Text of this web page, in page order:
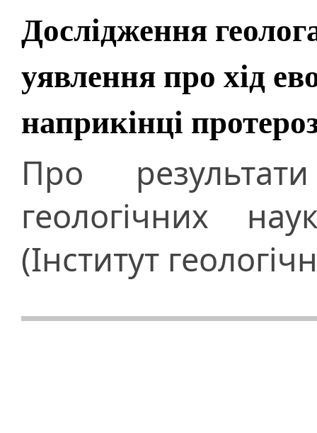
Дослідження
уявлення про хід
наприкінці
Про
геологічних
(Інститут